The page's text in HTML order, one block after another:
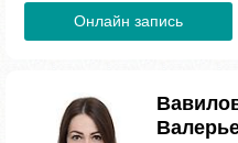
Онлайн запись